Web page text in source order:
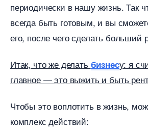
периодически в нашу жизнь. Так
сегда быть готовым, и вы
его, после чего сделать больший
Итак, что же делать изнесу: я
лавное — это выжить и быть
Чтобы это воплотить в жизнь,
комплекс действий: